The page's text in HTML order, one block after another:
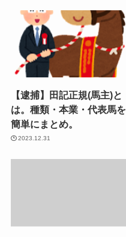
【逮捕】田記正規(馬主)と
は。種類・本業・代表馬を
簡単にまとめ。
2023.12.31